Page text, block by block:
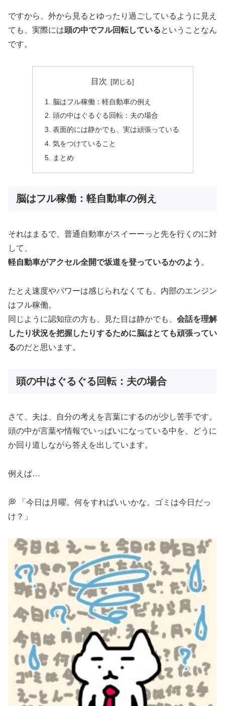
ですから、外から見るとゆったり過ごしているように見え
ても、実際には頭の中でフル回転しているということなん
です。
目次
脳はフル稼働：軽自動車の例え
頭の中はぐるぐる回転：夫の場合
表面的には静かでも、実は頑張っている
気をつけていること
まとめ
脳はフル稼働：軽自動車の例え
それはまるで、普通自動車がスイーーっと先を行くのに対
して、
軽自動車がアクセル全開で坂道を登っているかのよう 。
たとえ速度やパワーは感じられなくても、内部のエンジン
はフル稼働。
同じように認知症の方も、見た目は静かでも、 会話を理解
したり状況を把握したりするために脳はとても頑張ってい
るのだと思います。
頭の中はぐるぐる回転：夫の場合
さて、夫は、自分の考えを言葉にするのが少し苦手です。
頭の中が言葉や情報でいっぱいになっている中を、どうに
か回り道しながら答えを出しています。
例えば…
💭 「今日は月曜。何をすればいいかな。ゴミは今日だっ
け？」